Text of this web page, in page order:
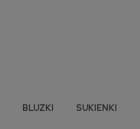
BLUZKI SUKIENKI